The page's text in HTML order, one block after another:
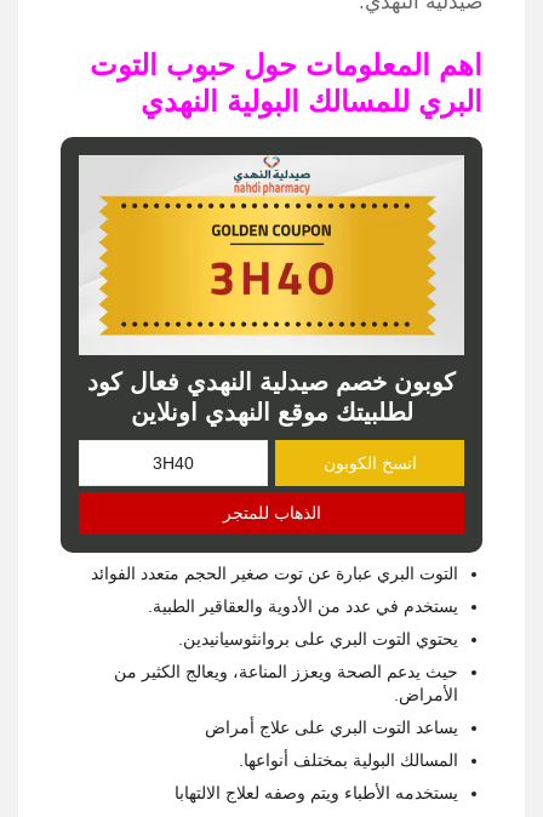
اهم المعلومات حول حبوب التوت
البري للمسالك البولية النهدي
كوبون خصم صيدلية النهدي فعال كود
لطلبيتك موقع النهدي اونلاين
انسخ الكوبون
الذهاب للمتجر
التوت البري عبارة عن توت صغير الحجم متعدد الفوائد
يستخدم في عدد من الأدوية والعقاقير الطبية.
يحتوي التوت البري على بروانثوسيانيدين.
حيث يدعم الصحة ويعزز المناعة، ويعالج الكثير من
الأمراض.
يساعد التوت البري على علاج أمراض
المسالك البولية بمختلف أنواعها.
يستخدمه الأطباء ويتم وصفه لعلاج الالتهابا